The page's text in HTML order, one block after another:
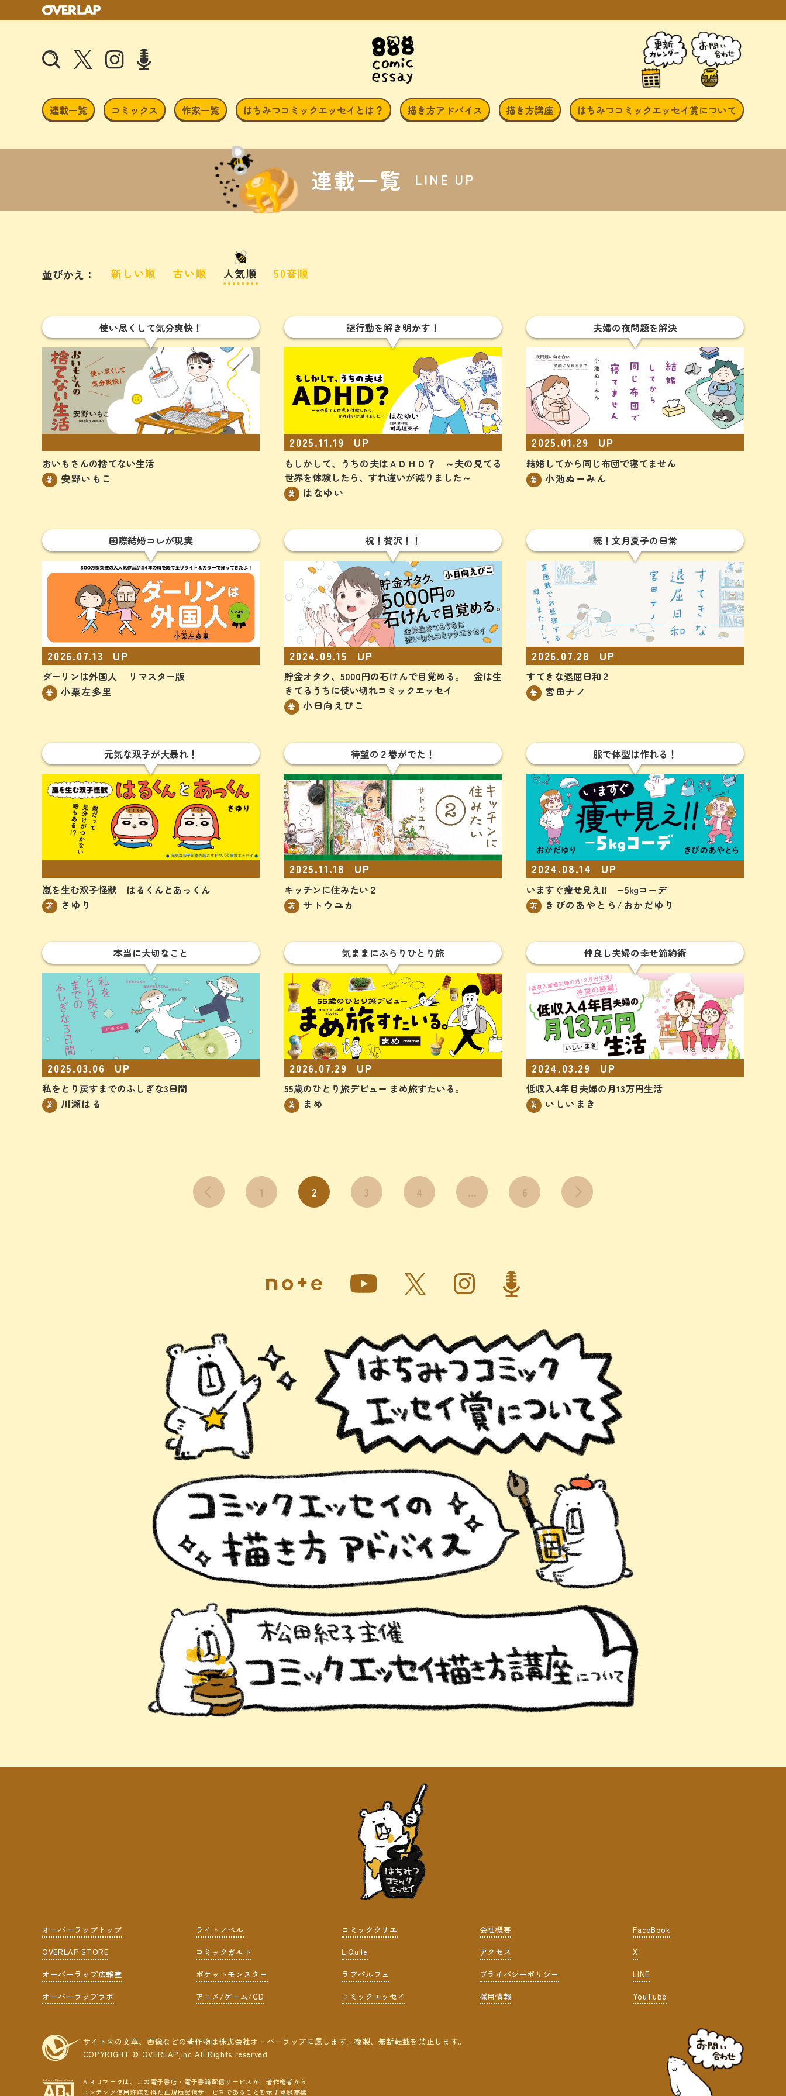
連載一覧 コミックス 作家一覧 はちみつコミックエッセイとは？ 描き方アドバイス 描き方講座 はちみつコミックエッセイ賞について
連載一覧 LINE UP
並びかえ： 新しい順 古い順 人気順 50音順
使い尽くして気分爽快！
おいもさんの捨てない生活
著 安野いもこ
謎行動を解き明かす！
2025.11.19 UP
もしかして、うちの夫はＡＤＨＤ？ ～夫の見てる
世界を体験したら、すれ違いが減りました～
著 はなゆい
夫婦の夜問題を解決
2025.01.29 UP
結婚してから同じ布団で寝てません
著 小池ぬーみん
国際結婚コレが現実
2026.07.13 UP
ダーリンは外国人 リマスター版
著 小栗左多里
祝！贅沢！！
2024.09.15 UP
貯金オタク、5000円の石けんで目覚める。 金は生
きてるうちに使い切れコミックエッセイ
著 小日向えぴこ
続！文月夏子の日常
2026.07.28 UP
すてきな退屈日和２
著 宮田ナノ
元気な双子が大暴れ！
嵐を生む双子怪獣 はるくんとあっくん
著 さゆり
待望の２巻がでた！
2025.11.18 UP
キッチンに住みたい２
著 サトウユカ
服で体型は作れる！
2024.08.14 UP
いますぐ痩せ見え‼︎ −5kgコーデ
著 きびのあやとら/おかだゆり
本当に大切なこと
2025.03.06 UP
私をとり戻すまでのふしぎな3日間
著 川瀬はる
気ままにふらりひとり旅
2026.07.29 UP
55歳のひとり旅デビュー まめ旅すたいる。
著 まめ
仲良し夫婦の幸せ節約術
2024.03.29 UP
低収入4年目夫婦の月13万円生活
著 いしいまき
1 2 3 4 … 6
オーバーラップトップ
OVERLAP STORE
オーバーラップ広報室
オーバーラップラボ
ライトノベル
コミックガルド
ポケットモンスター
アニメ/ゲーム/CD
コミッククリエ
LiQulle
ラブパルフェ
コミックエッセイ
会社概要
アクセス
プライバシーポリシー
採用情報
FaceBook
X
LINE
YouTube
サイト内の文章、画像などの著作物は株式会社オーバーラップに属します。複製、無断転載を禁止します。
COPYRIGHT © OVERLAP,inc All Rights reserved
ＡＢＪマークは、この電子書店・電子書籍配信サービスが、著作権者から
コンテンツ使用許諾を得た正規版配信サービスであることを示す登録商標